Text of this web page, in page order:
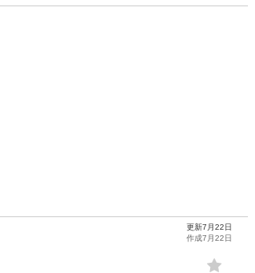
更新7月22日
作成7月22日